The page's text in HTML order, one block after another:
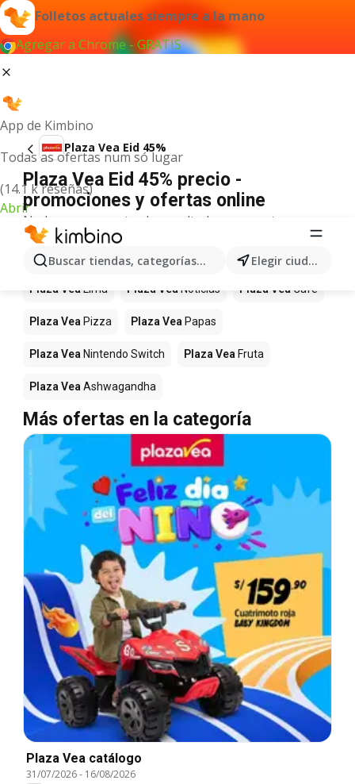
Folletos actuales siempre a la mano
Agregar a Chrome - GRATIS
App de Kimbino
Todas as ofertas num só lugar
(14.1 k reseñas)
Abrir
Buscar tiendas, categorías, productos... Elegir ciudad
Plaza Vea Eid 45%
Plaza Vea Eid 45% precio -
promociones y ofertas online
No hemos encontrado resultados para este
término.
Más productos en tiendas Plaza Vea
Plaza VeaLima Plaza VeaNoticias Plaza Vea Café
Plaza Vea Pizza Plaza Vea Papas
Plaza Vea Nintendo Switch Plaza Vea Fruta
Plaza Vea Ashwagandha
Más ofertas en la categoría
Plaza Vea catálogo
31/07/2026- 16/08/2026